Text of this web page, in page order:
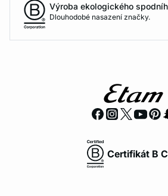
Výroba ekologického
Dlouhodobé nasazení značky.
Certifikát B